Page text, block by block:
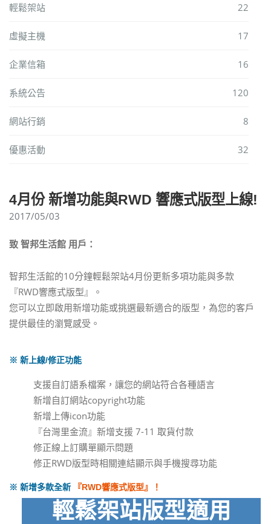
輕鬆架站 22
虛擬主機 17
企業信箱 16
系統公告 120
網站行銷 8
優惠活動 32
4月份 新增功能與RWD 響應式版型上線!
2017/05/03
致 智邦生活館 用戶：
智邦生活館的10分鐘輕鬆架站4月份更新多項功能與多款
『RWD響應式版型』。
您可以立即啟用新增功能或挑選最新適合的版型，為您的客戶
提供最佳的瀏覽感受。
※ 新上線/修正功能
支援自訂語系檔案，讓您的網站符合各種語言
新增自訂網站copyright功能
新增上傳icon功能
『台灣里金流』新增支援 7-11 取貨付款
修正線上訂購單顯示問題
修正RWD版型時相關連結顯示與手機搜尋功能
※ 新增多款全新 『RWD響應式版型』！
輕鬆架站版型適用